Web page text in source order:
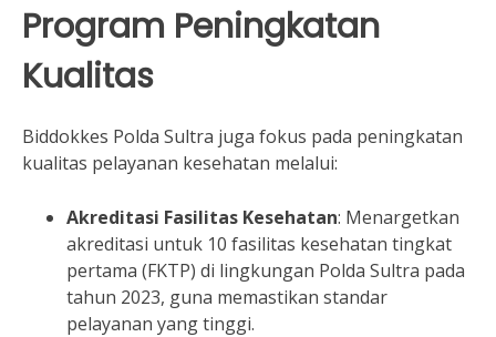
Program Peningkatan
Kualitas
Biddokkes Polda Sultra juga fokus pada peningkatan
kualitas pelayanan kesehatan melalui:
Akreditasi Fasilitas Kesehatan: Menargetkan
akreditasi untuk 10 fasilitas kesehatan tingkat
pertama (FKTP) di lingkungan Polda Sultra pada
tahun 2023, guna memastikan standar
pelayanan yang tinggi.